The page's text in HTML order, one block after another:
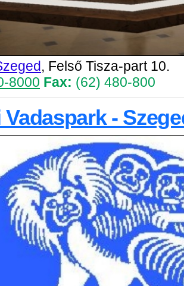
, Felső Tisza-part 10.
8000 Fax: (62) 480-800
Vadaspark -